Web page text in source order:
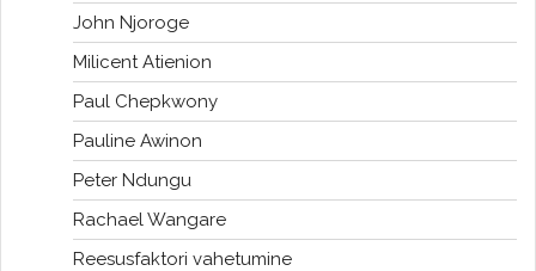
John Njoroge
Milicent Atienion
Paul Chepkwony
Pauline Awinon
Peter Ndungu
Rachael Wangare
Reesusfaktori vahetumine